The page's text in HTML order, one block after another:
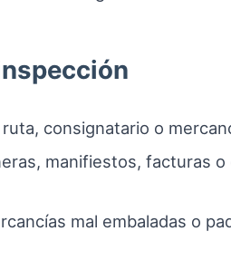
consignatario o
manifiestos, facturas
mal embaladas o